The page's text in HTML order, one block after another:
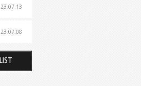
23.07.13
23.07.08
LIST